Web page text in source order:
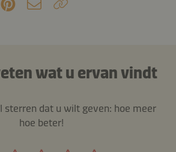
wat u ervan vindt
sterren dat u wilt geven: hoe meer
hoe beter!